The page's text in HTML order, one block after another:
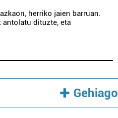
herriko jaien barruan.
antolatu dituzte, eta
Gehiago